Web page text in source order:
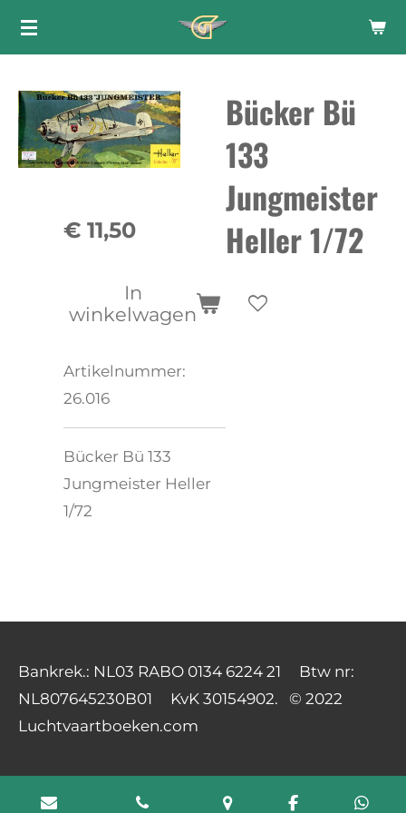
Ga
de
hoofdinhoud
Bücker Bü
133
Jungmeister
Heller 1/72
€ 11,50
In
winkelwagen
Artikelnummer:
26.016
Bücker Bü 133
Jungmeister Heller
1/72
Bankrek.: NL03 RABO 0134 6224 21 Btw nr:
NL807645230B01 KvK 30154902. © 2022
Luchtvaartboeken.com